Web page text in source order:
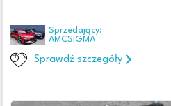
Sprzedający:
AMCSIGMA
Sprawdź szczegóły